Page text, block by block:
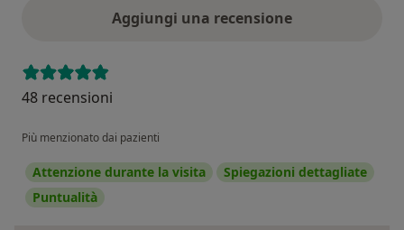
Aggiungi una recensione
48 recensioni
Più menzionato dai pazienti
Attenzione durante la visita
Spiegazioni dettagliate
Puntualità